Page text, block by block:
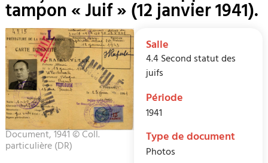
tampon « Juif » (12 janvier 1941).
Document, 1941 © Coll.
particulière (DR)
Salle
4.4 Second statut des
juifs
Période
1941
Type de document
Photos